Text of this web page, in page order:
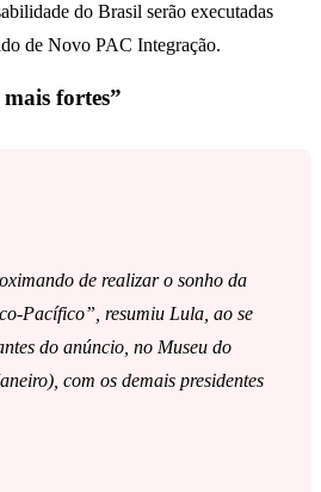
do Brasil serão executadas
de Novo PAC Integração.
fortes”
de realizar o sonho da
Pacífico”, resumiu Lula, ao se
do anúncio, no Museu do
com os demais presidentes